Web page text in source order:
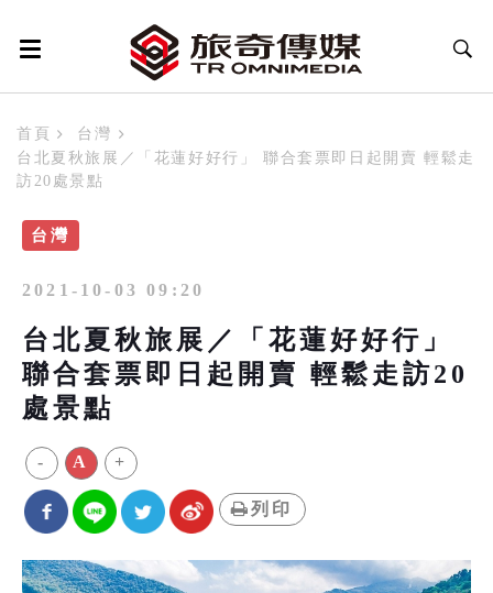
首頁
台灣
台北夏秋旅展／「花蓮好好行」 聯合套票即日起開賣 輕鬆走
訪20處景點
台灣
2021-10-03 09:20
台北夏秋旅展／「花蓮好好行」
聯合套票即日起開賣 輕鬆走訪20
處景點
- A +
列印